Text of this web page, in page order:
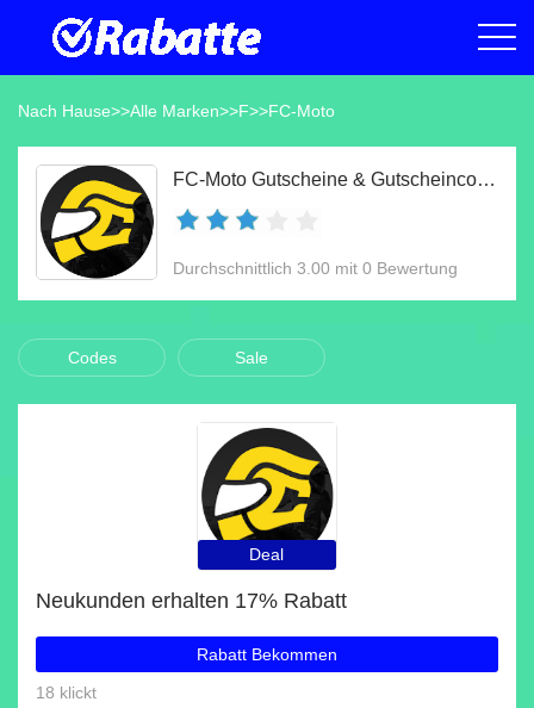
Nach Hause>>Alle Marken>>F>>FC-Moto
FC-Moto Gutscheine & Gutscheincodes Aug 2026
Durchschnittlich 3.00 mit 0 Bewertung
Codes Sale
Deal
Neukunden erhalten 17% Rabatt
Rabatt Bekommen
18 klickt